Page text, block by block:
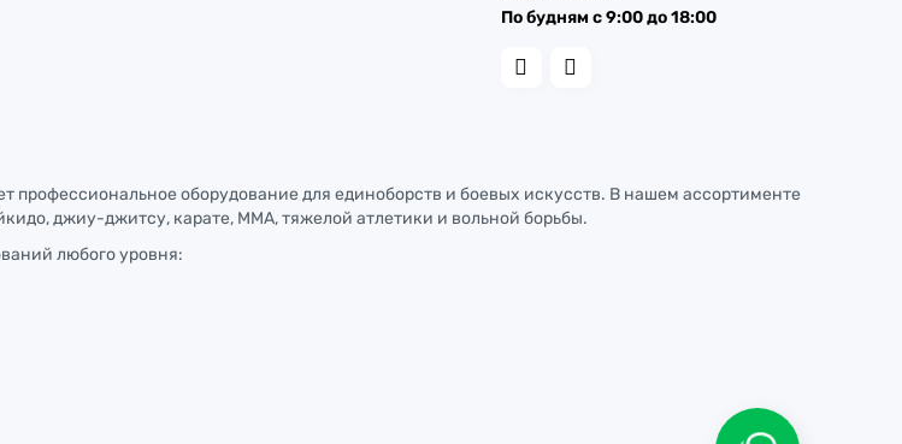
По будням с 9:00 до 18:00
оборудование для единоборств и боевых искусств. В нашем ассортименте
джиу-джитсу, карате, ММА, тяжелой атлетики и вольной борьбы.
любого уровня: